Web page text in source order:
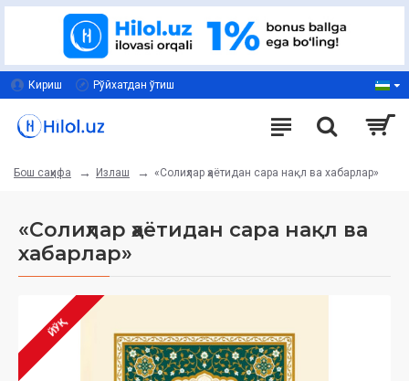
Кириш Рўйхатдан ўтиш
Бош саҳифа Излаш «Солиҳлар ҳаётидан сара нақл ва хабарлар»
«Солиҳлар ҳаётидан сара нақл ва
хабарлар»
ЙЎҚ